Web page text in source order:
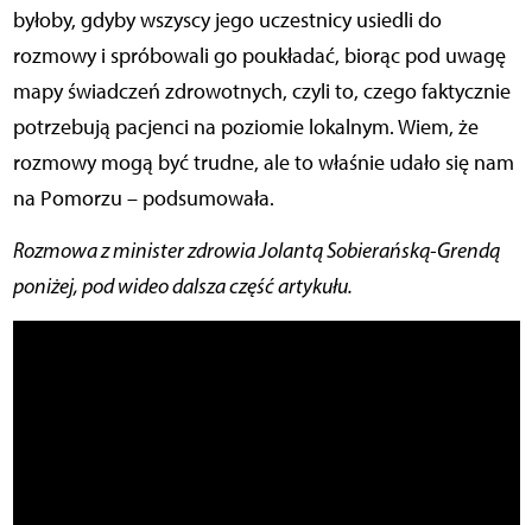
byłoby, gdyby wszyscy jego uczestnicy usiedli do
rozmowy i spróbowali go poukładać, biorąc pod uwagę
mapy świadczeń zdrowotnych, czyli to, czego faktycznie
potrzebują pacjenci na poziomie lokalnym. Wiem, że
rozmowy mogą być trudne, ale to właśnie udało się nam
na Pomorzu – podsumowała.
Rozmowa z minister zdrowia Jolantą Sobierańską-Grendą
poniżej, pod wideo dalsza część artykułu.